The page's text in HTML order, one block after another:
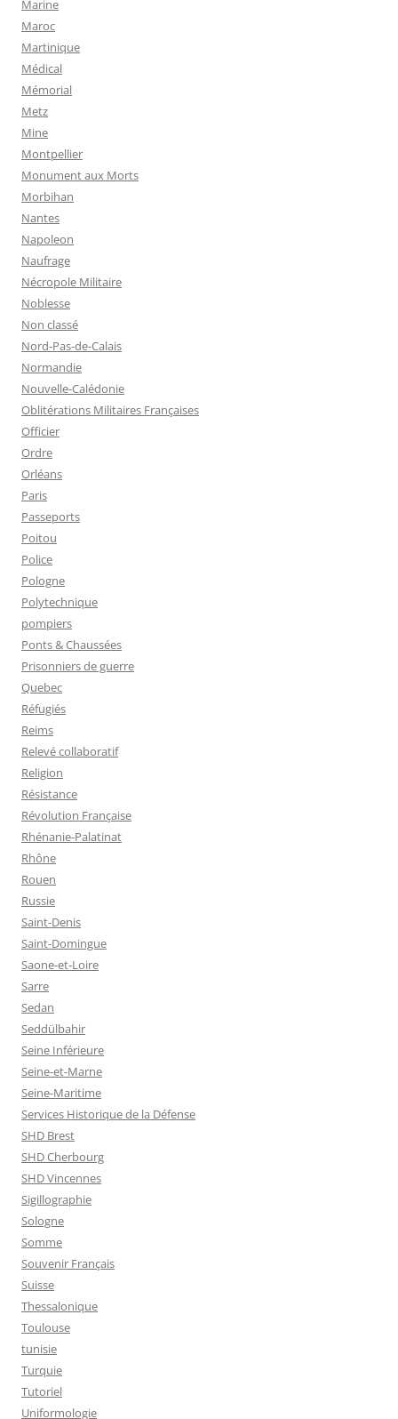
Marine
Maroc
Martinique
Médical
Mémorial
Metz
Mine
Montpellier
Monument aux Morts
Morbihan
Nantes
Napoleon
Naufrage
Nécropole Militaire
Noblesse
Non classé
Nord-Pas-de-Calais
Normandie
Nouvelle-Calédonie
Oblitérations Militaires Françaises
Officier
Ordre
Orléans
Paris
Passeports
Poitou
Police
Pologne
Polytechnique
pompiers
Ponts & Chaussées
Prisonniers de guerre
Quebec
Réfugiés
Reims
Relevé collaboratif
Religion
Résistance
Révolution Française
Rhénanie-Palatinat
Rhône
Rouen
Russie
Saint-Denis
Saint-Domingue
Saone-et-Loire
Sarre
Sedan
Seddülbahir
Seine Inférieure
Seine-et-Marne
Seine-Maritime
Services Historique de la Défense
SHD Brest
SHD Cherbourg
SHD Vincennes
Sigillographie
Sologne
Somme
Souvenir Français
Suisse
Thessalonique
Toulouse
tunisie
Turquie
Tutoriel
Uniformologie